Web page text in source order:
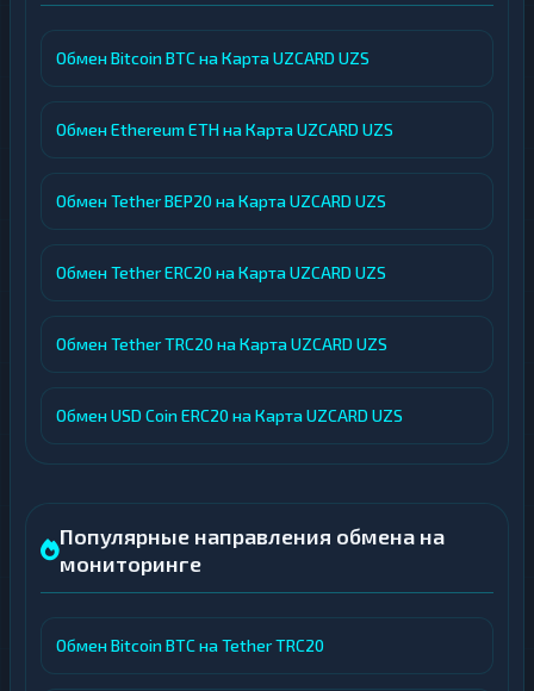
Обмен Bitcoin BTC на Карта UZCARD UZS
Обмен Ethereum ETH на Карта UZCARD UZS
Обмен Tether BEP20 на Карта UZCARD UZS
Обмен Tether ERC20 на Карта UZCARD UZS
Обмен Tether TRC20 на Карта UZCARD UZS
Обмен USD Coin ERC20 на Карта UZCARD UZS
Популярные направления обмена на
мониторинге
Обмен Bitcoin BTC на Tether TRC20